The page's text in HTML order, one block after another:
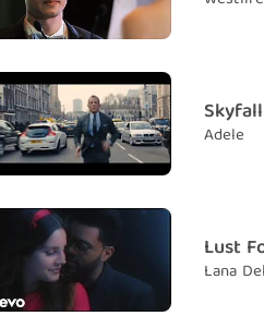
I won't say those words, then take
Anh sẽ không nói những lời ngọt ngào đó
Don't give loneliness a chance
Anh sẽ không để nỗi cô đơn có cơ hội nào
Baby listen to me when I say
Xin em hãy lắng nghe khi anh nói
There's not a day that passes by
Chưa một ngày nào trôi qua
I don't wonder why we haven't tried
Mà anh không tự hỏi tại sao đôi ta không
Skyfall
Adele
Lust
Lana